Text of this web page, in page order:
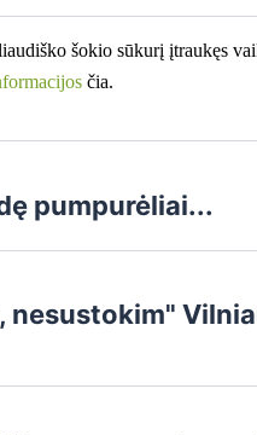
šokio sūkurį įtraukęs
čia.
pumpurėliai...
nesustokim"